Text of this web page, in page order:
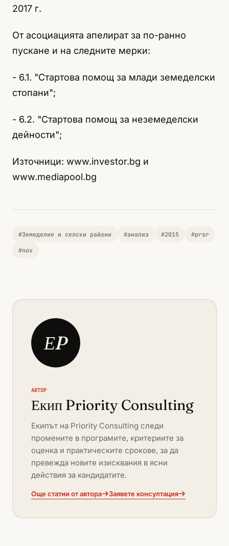
2017 г.
От асоциацията апелират за по-ранно
пускане и на следните мерки:
- 6.1. "Стартова помощ за млади земеделски
стопани";
- 6.2. "Стартова помощ за неземеделски
дейности";
Източници: www.investor.bg и
www.mediapool.bg
#Земеделие и селски райони #анализ #2015 #prsr
#nov
ЕP
АВТОР
Екип Priority Consulting
Екипът на Priority Consulting следи
промените в програмите, критериите за
оценка и практическите срокове, за да
превежда новите изисквания в ясни
действия за кандидатите.
Още статии от автора Заявете консултация